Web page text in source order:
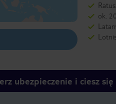
ok.
ubezpieczenie i ciesz